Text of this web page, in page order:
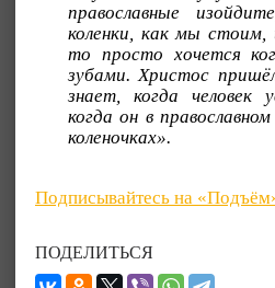
православные
коленки, как мы стоим,
то просто хочется
зубами. Христос
знает, когда человек
когда он в
коленочках».
Подписывайтесь на
ПОДЕЛИТЬСЯ